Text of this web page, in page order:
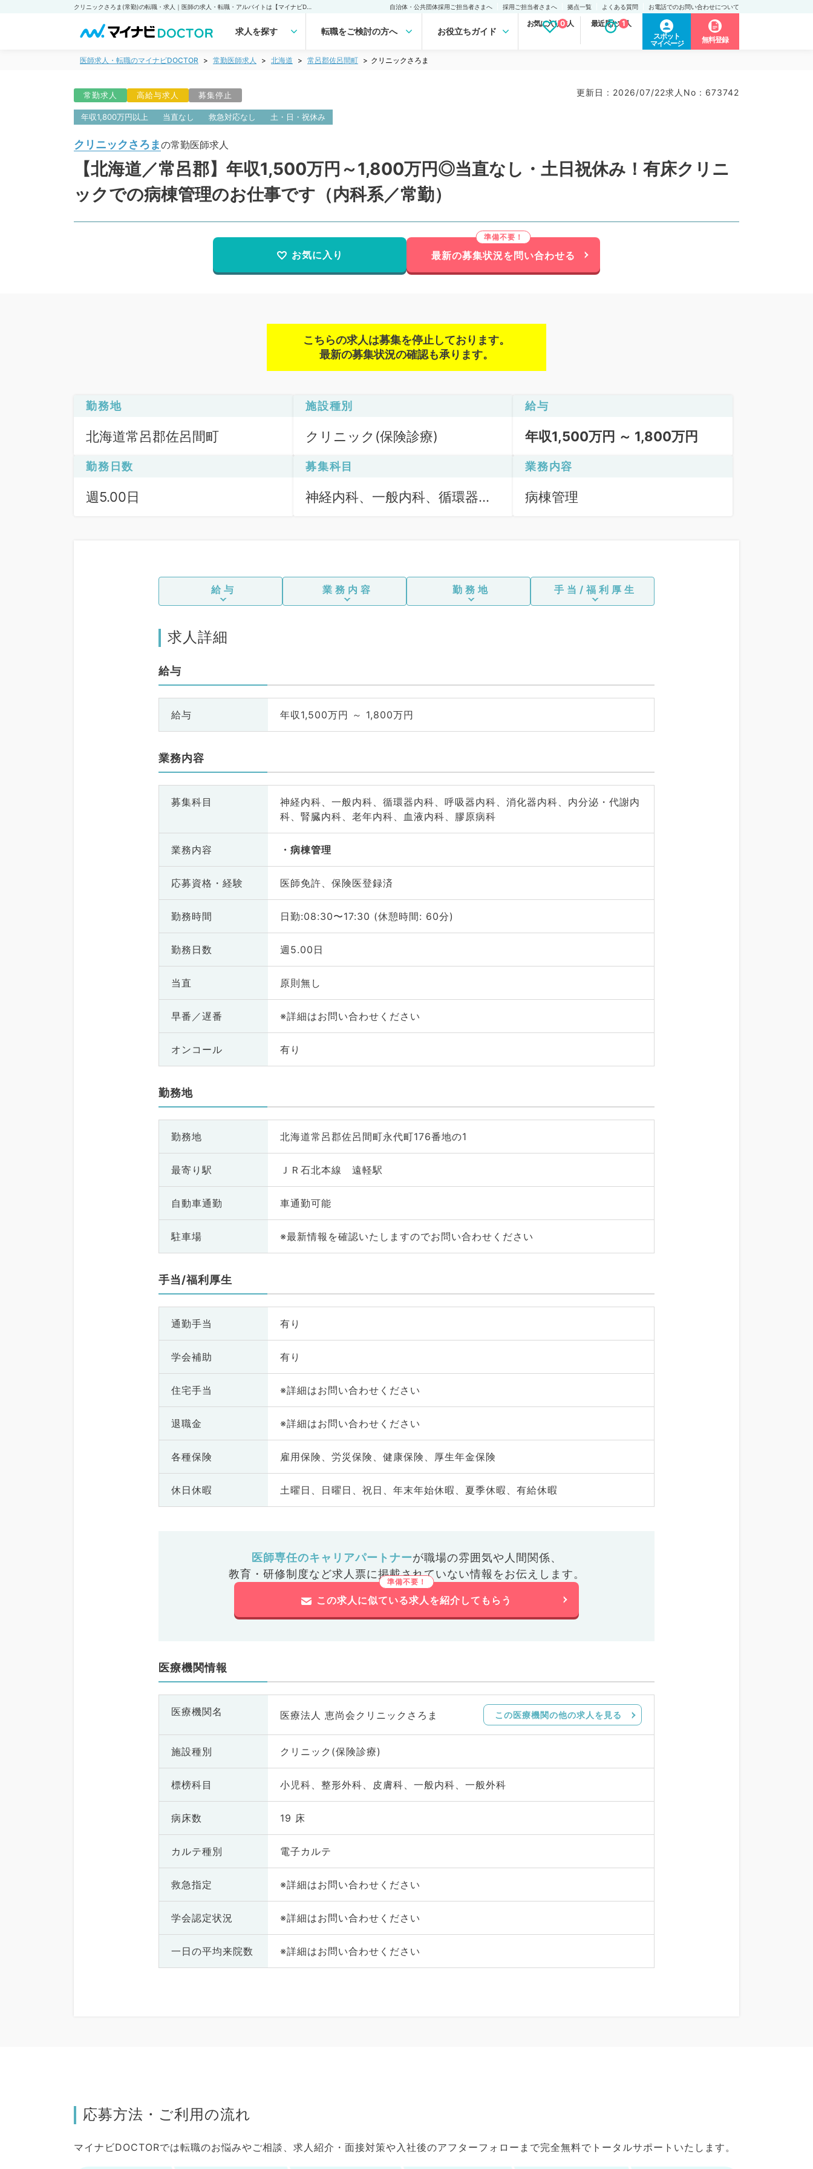
自治体・公共団体採用ご担当者さまへ 採用ご担当者さまへ 拠点一覧 よくある質問 お電話でのお問い合わせについて
求人を探す 転職をご検討の方へ お役立ちガイド
お気に入り求人
0 最近見た求人
1
スポット
マイページ
無料登録
医師求人・転職のマイナビDOCTOR 常勤医師求人 北海道 常呂郡佐呂間町 クリニックさろま
常勤求人 高給与求人 募集停止 更新日 : 2026/07/22求人No : 673742
年収1,800万円以上 当直なし 救急対応なし 土・日・祝休み
クリニックさろまの常勤医師求人
【北海道／常呂郡】年収1,500万円～1,800万円◎当直なし・土日祝休み！有床クリニ
ックでの病棟管理のお仕事です（内科系／常勤）
お気に入り 最新の募集状況を問い合わせる
こちらの求人は募集を停止しております。
最新の募集状況の確認も承ります。
勤務地
北海道常呂郡佐呂間町
施設種別
クリニック(保険診療)
給与
年収1,500万円 ～ 1,800万円
勤務日数
週5.00日
募集科目
神経内科、一般内科、循環器内
業務内容
病棟管理
給与 業務内容 勤務地 手当/福利厚生
求人詳細
給与
給与 年収1,500万円 ～ 1,800万円
業務内容
募集科目
神経内科、一般内科、循環器内科、呼吸器内科、消化器内科、内分泌・代謝内
科、腎臓内科、老年内科、血液内科、膠原病科
業務内容 病棟管理
応募資格・ 経験 医師免許、保険医登録済
勤務時間 日勤:08:30〜17:30 (休憩時間: 60分)
勤務日数 週5.00日
当直 原則無し
早番／遅番 ※詳細はお問い合わせください
オンコール 有り
勤務地
勤務地 北海道常呂郡佐呂間町永代町176番地の1
最寄り駅 ＪＲ石北本線 遠軽駅
自動車通勤 車通勤可能
駐車場 ※最新情報を確認いたしますのでお問い合わせください
手当/福利厚生
通勤手当 有り
学会補助 有り
住宅手当 ※詳細はお問い合わせください
退職金 ※詳細はお問い合わせください
各種保険 雇用保険、労災保険、健康保険、厚生年金保険
休日休暇 土曜日、日曜日、祝日、年末年始休暇、夏季休暇、有給休暇
医師専任のキャリアパートナーが職場の雰囲気や人間関係、
教育・研修制度など求人票に掲載されていない情報をお伝えします。
この求人に似ている求人を紹介してもらう
医療機関情報
医療機関名 医療法人 恵尚会クリニックさろま この医療機関の他の求人を見る
施設種別 クリニック(保険診療)
標榜科目 小児科、整形外科、皮膚科、一般内科、一般外科
病床数 19 床
カルテ種別 電子カルテ
救急指定 ※詳細はお問い合わせください
学会認定状況 ※詳細はお問い合わせください
一日の平均来院数 ※詳細はお問い合わせください
応募方法・ご利用の流れ
マイナビDOCTORでは転職のお悩みやご相談、求人紹介・面接対策や入社後のアフターフォローまで完全無料でトータルサポートいたします。